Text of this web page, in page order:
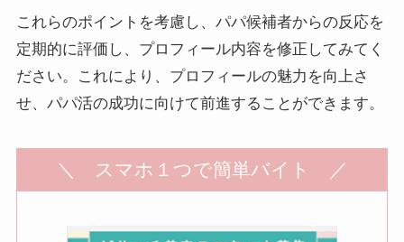
これらのポイントを考慮し、パパ候補者からの反応を
定期的に評価し、プロフィール内容を修正してみてく
ださい。これにより、プロフィールの魅力を向上さ
せ、パパ活の成功に向けて前進することができます。
＼ スマホ１つで簡単バイト ／